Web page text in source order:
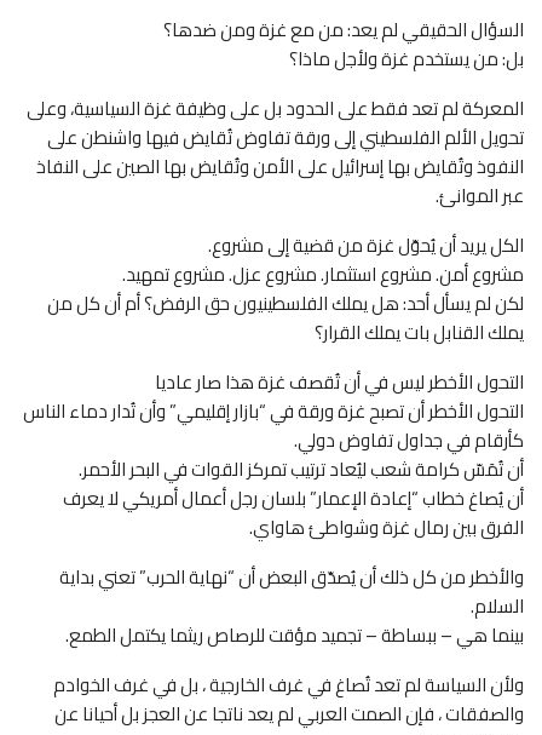
السؤال الحقيقي لم يعد: من مع غزة ومن ضدها؟
بل: من يستخدم غزة ولأجل ماذا؟
المعركة لم تعد فقط على الحدود بل على وظيفة غزة السياسية، وعلى
تحويل الألم الفلسطيني إلى ورقة تفاوض تُقايض فيها واشنطن على
النفوذ وتُقايض بها إسرائيل على الأمن وتُقايض بها الصين على النفاذ
عبر الموانئ.
الكل يريد أن يُحوّل غزة من قضية إلى مشروع.
مشروع أمن. مشروع استثمار. مشروع عزل. مشروع تمهيد.
لكن لم يسأل أحد: هل يملك الفلسطينيون حق الرفض؟ أم أن كل من
يملك القنابل بات يملك القرار؟
التحول الأخطر ليس في أن تُقصف غزة هذا صار عاديا
التحول الأخطر أن تصبح غزة ورقة في “بازار إقليمي” وأن تُدار دماء الناس
كأرقام في جداول تفاوض دولي.
أن تُمَسّ كرامة شعب ليُعاد ترتيب تمركز القوات في البحر الأحمر.
أن يُصاغ خطاب “إعادة الإعمار” بلسان رجل أعمال أمريكي لا يعرف
الفرق بين رمال غزة وشواطئ هاواي.
والأخطر من كل ذلك أن يُصدّق البعض أن “نهاية الحرب” تعني بداية
السلام.
بينما هي – ببساطة – تجميد مؤقت للرصاص ريثما يكتمل الطمع.
ولأن السياسة لم تعد تُصاغ في غرف الخارجية ، بل في غرف الخوادم
والصفقات ، فإن الصمت العربي لم يعد ناتجا عن العجز بل أحيانا عن